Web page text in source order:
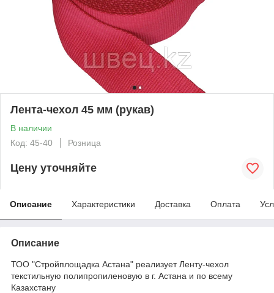
Лента-чехол 45 мм (рукав)
В наличии
Код: 45-40
Розница
Цену уточняйте
Описание Характеристики Доставка Оплата
Описание
ТОО "Стройплощадка Астана" реализует Ленту-чехол
текстильную полипропиленовую в г. Астана и по всему
Казахстану